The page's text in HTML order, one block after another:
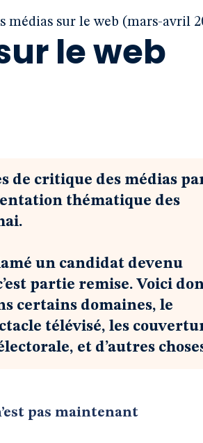
médias sur le web (mars-avril
le web
de critique des médias
thématique des
un candidat devenu
partie remise. Voici
certains domaines, le
télévisé, les
et d’autres
pas maintenant